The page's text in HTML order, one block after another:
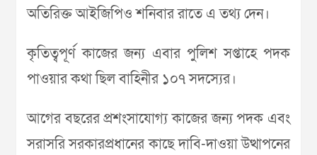
অতিরিক্ত আইজিপিও শনিবার রাতে এ তথ্য দেন।
কৃতিত্বপূর্ণ কাজের জন্য এবার পুলিশ সপ্তাহে পদক
পাওয়ার কথা ছিল বাহিনীর ১০৭ সদস্যের।
আগের বছরের প্রশংসাযোগ্য কাজের জন্য পদক এবং
সরাসরি সরকারপ্রধানের কাছে দাবি-দাওয়া উত্থাপনের